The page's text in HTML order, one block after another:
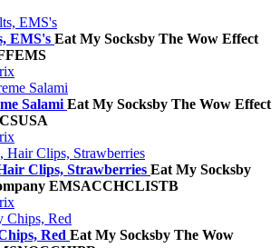
EMS's Eat My Socksby The Wow Effect
SalamiEat My Socksby The Wow Effect
Clips, Strawberries Eat My Socksby
EMSACCHCLISTB
Red Eat My Socksby The Wow